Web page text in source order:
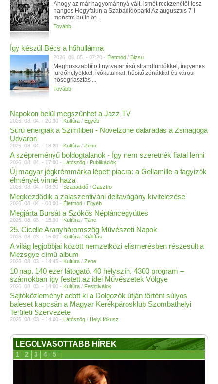
Ahogy az már hagyománnyá vált, ismét rockzenétől lesz
hangos Hegyfalun a Szabadidőpark! Az augusztus 7-i
monstre bulin öt...
Tovább
Így készül Bécs a hőhullámra
2026. 08. 05. - 07:20 - Életmód / Bizsu
Meghosszabbított nyitvatartású strandfürdőkkel, ingyenes
fürdőhelyekkel, ivókutakkal, hűsítő zónákkal és városi
hőségriasztási...
Tovább
Napokon belül megszűnhet a Jazz TV
2026. 08. 04. - 20:30 - Kultúra / Egyéb
Sűrű energiák a Szimfiben - Novelzone daláradás a Zsinagóga
Udvaron
2026. 08. 04. - 18:20 - Kultúra / Zene
A szépreményű boldogtalanok - Így nem szeretnék fiatal lenni
2026. 08. 04. - 17:00 - Látószög / Publikációk
Új magyar jégkrémmárka lépett piacra: a Gellamille a fagyizók
élményét vinné haza
2026. 08. 04. - 08:20 - Szabadidő / Gasztro
Megkezdődik a zalaszentiváni deltavágány kivitelezése
2026. 08. 04. - 08:00 - Életmód / Egyéb
Megjárta Bursát a Szökős Néptáncegyüttes
2026. 08. 03. - 15:30 - Kultúra / Tánc
25. Cicelle Aranyháromszög Művészeti Napok
2026. 08. 03. - 15:00 - Kultúra / Kiállítás
A világ legjobbjai között nemzetközi elismerésben részesült a
Mezsgye című album
2026. 08. 03. - 14:45 - Kultúra / Zene
10 nap, 140 ezer látogató, 40 helyszín, 4300 program –
számokban így festett az idei Művészetek Völgye
2026. 08. 03. - 14:00 - Kultúra / Fesztiválok
Sajtóközleményt adott ki a Dolgozók útján történt súlyos
baleset kapcsán a Magyar Kerékpárosklub Szombathelyi
Területi Szervezete
2026. 08. 03. - 14:00 - Látószög / Helyi fókusz
LEGOLVASOTTABB HÍREK
1 2 3 4 5